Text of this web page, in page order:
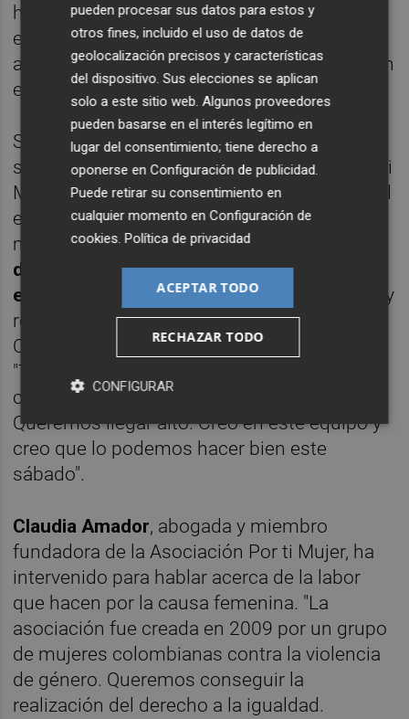
haya venido y no haya satisfecho sus
expectativas, que nos venga a ver jugar y el
ambiente. Seguro que repiten y disfrutan con
el baloncesto femenino.
Si la afición taronja acude a la llamada no
solo conseguirá que la recaudación de 'Por ti
Mujer' sea mayor, sino que ayudarán a que el
equipo taronja pueda sacar una victoria de
máxima dificultad. Irene señala que "
derrota de la Copa fue dura por la manera
en la que se perdió por muy pocos puntos
" y
reconoce que en el partido de ida contra el
Cadí La Seu "no tuvimos un buen resultado".
"Tenemos que recuperar el average para
coger esa cuarta plaza y ser cabeza de serie.
Queremos llegar alto. Creo en este equipo y
creo que lo podemos hacer bien este
sábado".
Claudia Amador, abogada y miembro
fundadora de la Asociación Por ti Mujer, ha
intervenido para hablar acerca de la labor
que hacen por la causa femenina. "La
asociación fue creada en 2009 por un grupo
de mujeres colombianas contra la violencia
de género. Queremos conseguir la
realización del derecho a la igualdad.
pueden procesar sus datos para estos y
otros fines, incluido el uso de datos de
geolocalización precisos y características
del dispositivo. Sus elecciones se aplican
solo a este sitio web. Algunos proveedores
pueden basarse en el interés legítimo en
lugar del consentimiento; tiene derecho a
oponerse enConfiguración de publicidad
Puede retirar su consentimiento en
cualquier momento enConfiguración de
cookies .Política de privacidad
ACEPTAR TODO
RECHAZAR TODO
CONFIGURAR